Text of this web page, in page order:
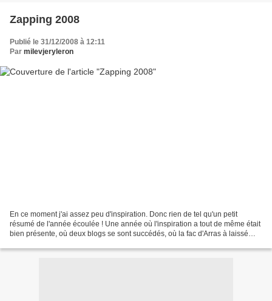
Zapping 2008
Publié le 31/12/2008 à 12:11
Par milevjeryleron
En ce moment j'ai assez peu d'inspiration. Donc rien de tel qu'un petit
résumé de l'année écoulée ! Une année où l'inspiration a tout de même était
bien présente, où deux blogs se sont succédés, où la fac d'Arras à laissé